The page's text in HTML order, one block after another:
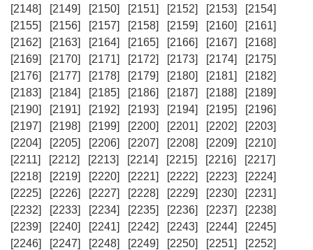
[2148]
[2149] [2150] [2151] [2152] [2153]
[2154]
[2155]
[2156] [2157] [2158] [2159] [2160]
[2161]
[2162]
[2163] [2164] [2165] [2166] [2167]
[2168]
[2169]
[2170] [2171] [2172] [2173] [2174]
[2175]
[2176]
[2177] [2178] [2179] [2180] [2181]
[2182]
[2183]
[2184] [2185] [2186] [2187] [2188]
[2189]
[2190]
[2191] [2192] [2193] [2194] [2195]
[2196]
[2197]
[2198] [2199] [2200] [2201] [2202]
[2203]
[2204]
[2205] [2206] [2207] [2208] [2209]
[2210]
[2211]
[2212] [2213] [2214] [2215] [2216]
[2217]
[2218]
[2219] [2220] [2221] [2222] [2223]
[2224]
[2225]
[2226] [2227] [2228] [2229] [2230]
[2231]
[2232]
[2233] [2234] [2235] [2236] [2237]
[2238]
[2239]
[2240] [2241] [2242] [2243] [2244]
[2245]
[2246]
[2247] [2248] [2249] [2250] [2251]
[2252]